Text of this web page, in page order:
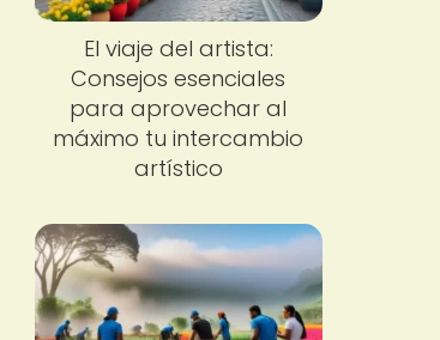
El viaje del artista:
Consejos esenciales
para aprovechar al
máximo tu intercambio
artístico